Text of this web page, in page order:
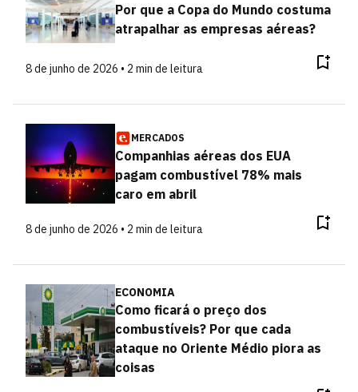
Por que a Copa do Mundo costuma
atrapalhar as empresas aéreas?
8 de junho de 2026 • 2 min de leitura
MERCADOS
Companhias aéreas dos EUA
pagam combustível 78% mais
caro em abril
8 de junho de 2026 • 2 min de leitura
ECONOMIA
Como ficará o preço dos
combustíveis? Por que cada
ataque no Oriente Médio piora as
coisas